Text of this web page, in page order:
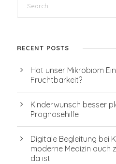
RECENT POSTS
Hat unser Mikrobiom
Fruchtbarkeit?
Kinderwunsch besser
Prognosehilfe
Digitale Begleitung bei
moderne Medizin auch
da ist